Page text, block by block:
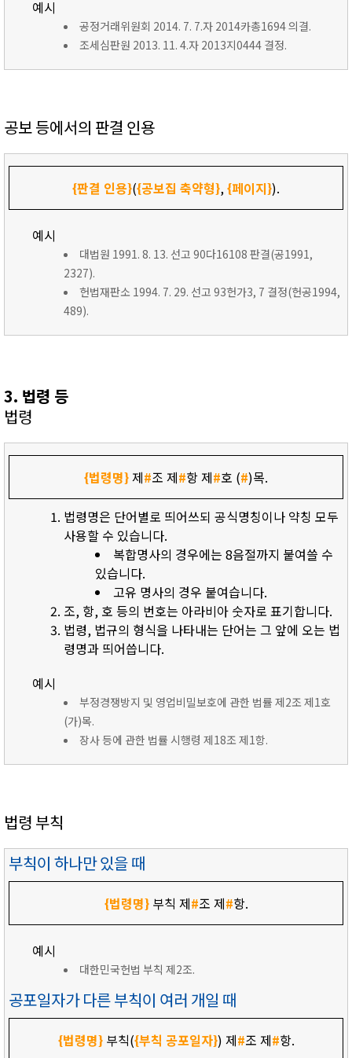
예시
공정거래위원회 2014. 7. 7.자 2014카총1694 의결.
조세심판원 2013. 11. 4.자 2013지0444 결정.
공보 등에서의 판결 인용
{판결 인용}({공보집 축약형},{페이지}).
예시
대법원 1991. 8. 13. 선고 90다16108 판결(공1991,
2327).
헌법재판소 1994. 7. 29. 선고 93헌가3, 7 결정(헌공1994,
489).
3. 법령 등
법령
{법령명}제#조 제#항 제#호 (#)목.
법령명은 단어별로 띄어쓰되 공식명칭이나 약칭 모두
사용할 수 있습니다.
복합명사의 경우에는 8음절까지 붙여쓸 수
있습니다.
고유 명사의 경우 붙여습니다.
조, 항, 호 등의 번호는 아라비아 숫자로 표기합니다.
법령, 법규의 형식을 나타내는 단어는 그 앞에 오는 법
령명과 띄어씁니다.
예시
부정경쟁방지 및 영업비밀보호에 관한 법률 제2조 제1호
(가)목.
장사 등에 관한 법률 시행령 제18조 제1항.
법령 부칙
부칙이 하나만 있을 때
{법령명}부칙 제#조 제#항.
예시
대한민국헌법 부칙 제2조.
공포일자가 다른 부칙이 여러 개일 때
{법령명}부칙({부칙 공포일자}) 제#조 제#항.